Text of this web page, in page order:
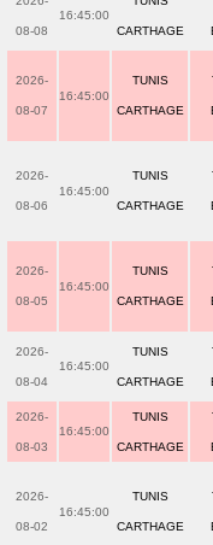
08-08
16:45:00
CARTHAGE
2026-
08-07
16:45:00
TUNIS
CARTHAGE
2026-
08-06
16:45:00
TUNIS
CARTHAGE
2026-
08-05
16:45:00
TUNIS
CARTHAGE
2026-
08-04
16:45:00
TUNIS
CARTHAGE
2026-
08-03
16:45:00
TUNIS
CARTHAGE
2026-
08-02
16:45:00
TUNIS
CARTHAGE